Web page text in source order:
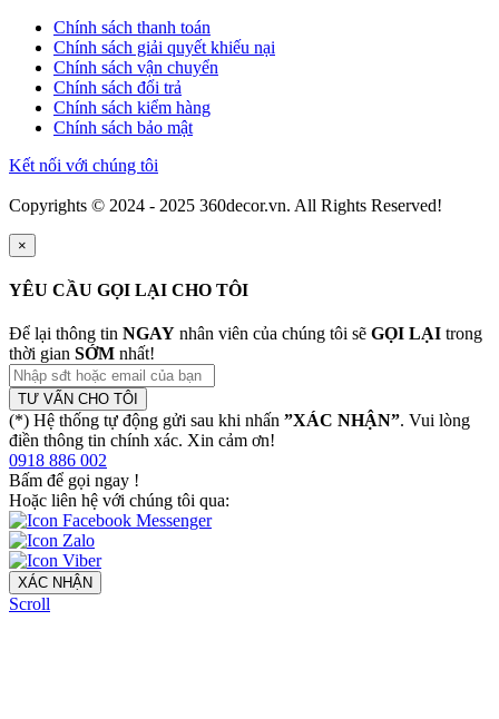
Chính sách thanh toán
Chính sách giải quyết khiếu nại
Chính sách vận chuyển
Chính sách đổi trả
Chính sách kiểm hàng
Chính sách bảo mật
Kết nối với chúng tôi
Copyrights © 2024 - 2025 360decor.vn. All Rights Reserved!
×
YÊU CẦU GỌI LẠI CHO TÔI
Để lại thông tin NGAY nhân viên của chúng tôi sẽ GỌI LẠI trong
thời gian SỚM nhất!
TƯ VẤN CHO TÔI
(*) Hệ thống tự động gửi sau khi nhấn ”XÁC NHẬN”. Vui lòng
điền thông tin chính xác. Xin cảm ơn!
0918 886 002
Bấm để gọi ngay !
Hoặc liên hệ với chúng tôi qua:
XÁC NHẬN
Scroll